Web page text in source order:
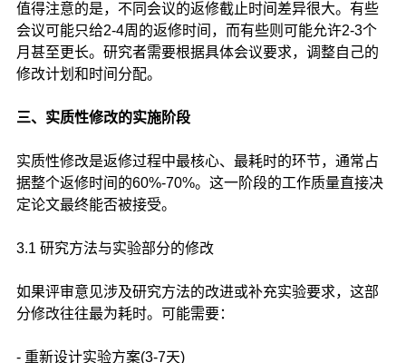
值得注意的是，不同会议的返修截止时间差异很大。有些
会议可能只给2-4周的返修时间，而有些则可能允许2-3个
月甚至更长。研究者需要根据具体会议要求，调整自己的
修改计划和时间分配。
三、实质性修改的实施阶段
实质性修改是返修过程中最核心、最耗时的环节，通常占
据整个返修时间的60%-70%。这一阶段的工作质量直接决
定论文最终能否被接受。
3.1 研究方法与实验部分的修改
如果评审意见涉及研究方法的改进或补充实验要求，这部
分修改往往最为耗时。可能需要：
- 重新设计实验方案(3-7天)